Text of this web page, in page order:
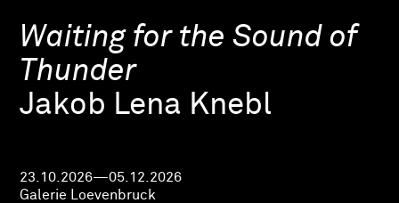
Waiting for the Sound of
Thunder
Jakob Lena Knebl
23.10.2026—05.12.2026
Galerie Loevenbruck